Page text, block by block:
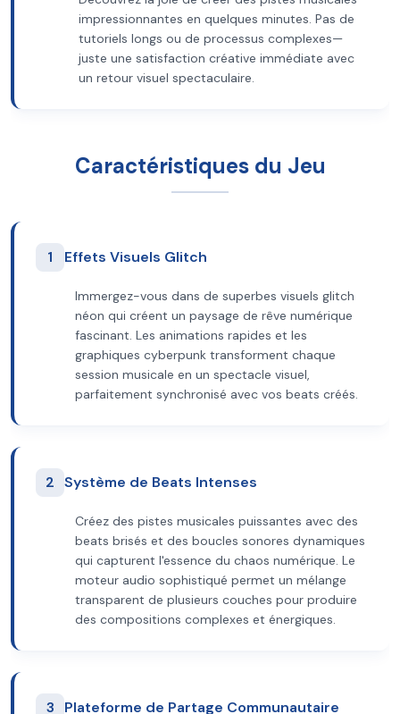
impressionnantes en quelques minutes. Pas de
tutoriels longs ou de processus complexes—
juste une satisfaction créative immédiate avec
un retour visuel spectaculaire.
Caractéristiques du Jeu
1 Effets Visuels Glitch
Immergez-vous dans de superbes visuels glitch
néon qui créent un paysage de rêve numérique
fascinant. Les animations rapides et les
graphiques cyberpunk transforment chaque
session musicale en un spectacle visuel,
parfaitement synchronisé avec vos beats créés.
2 Système de Beats Intenses
Créez des pistes musicales puissantes avec des
beats brisés et des boucles sonores dynamiques
qui capturent l'essence du chaos numérique. Le
moteur audio sophistiqué permet un mélange
transparent de plusieurs couches pour produire
des compositions complexes et énergiques.
3 Plateforme de Partage Communautaire